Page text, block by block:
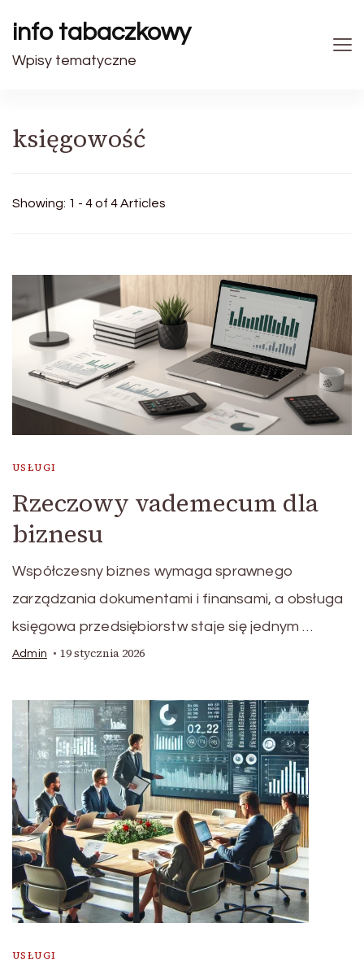
info tabaczkowy
Wpisy tematyczne
księgowość
Showing: 1 - 4 of 4 Articles
USŁUGI
Rzeczowy vademecum dla
biznesu
Współczesny biznes wymaga sprawnego
zarządzania dokumentami i finansami, a obsługa
księgowa przedsiębiorstw staje się jednym …
Admin 19 stycznia 2026
USŁUGI